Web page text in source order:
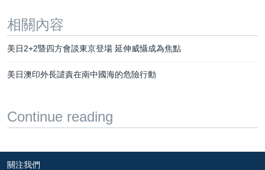
相關內容
美日2+2暨四方會談東京登場 延伸威懾成為焦點
美日澳印外長譴責在南中國海的危險行動
Continue reading
關注我們